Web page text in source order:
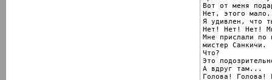
Вот от меня
Нет, этого мало.
Я удивлен, что
Нет! Нет! Нет!
Мне прислали по
мистер Санкичи.
Что?
Это
А вдруг там...
Голова! Голова!